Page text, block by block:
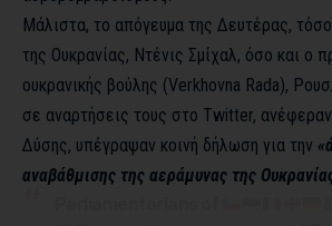
Μάλιστα, το απόγευμα της Δευτέρας,
της Ουκρανίας, Ντένις Σμίχαλ, όσο και ο
ουκρανικής βούλης (Verkhovna Rada),
σε αναρτήσεις τους στο Twitter,
Δύσης, υπέγραψαν κοινή δήλωση για την
αναβάθμισης της αεράμυνας της